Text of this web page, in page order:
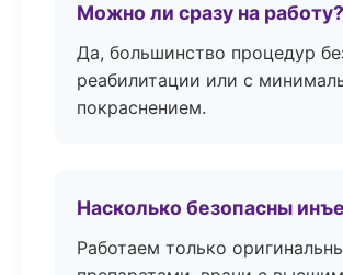
Можно ли сразу на работу?
Да, большинство процедур
реабилитации или с
покраснением.
Насколько безопасны
Работаем только